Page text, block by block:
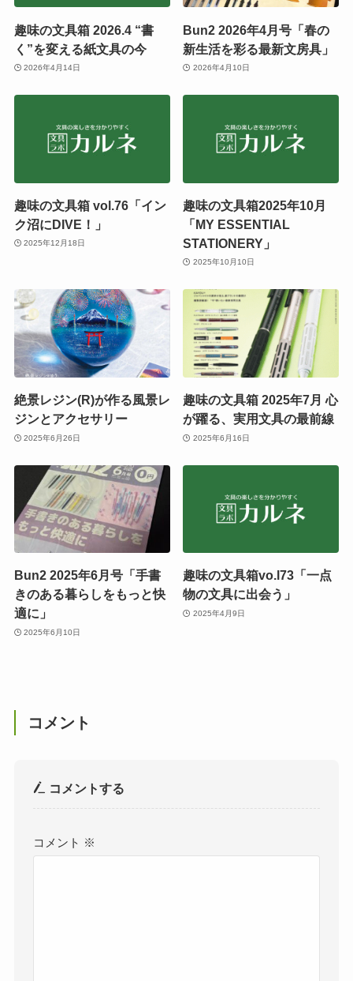
趣味の文具箱 2026.4 “書
く”を変える紙文具の今
2026年4月14日
Bun2 2026年4月号「春の
新生活を彩る最新文房具」
2026年4月10日
趣味の文具箱 vol.76「イン
ク沼にDIVE！」
2025年12月18日
趣味の文具箱2025年10月
「MY ESSENTIAL
STATIONERY」
2025年10月10日
絶景レジン(R)が作る風景レ
ジンとアクセサリー
2025年6月26日
趣味の文具箱 2025年7月 心
が躍る、実用文具の最前線
2025年6月16日
Bun2 2025年6月号「手書
きのある暮らしをもっと快
適に」
2025年6月10日
趣味の文具箱vo.l73「一点
物の文具に出会う」
2025年4月9日
コメント
コメントする
コメント ※